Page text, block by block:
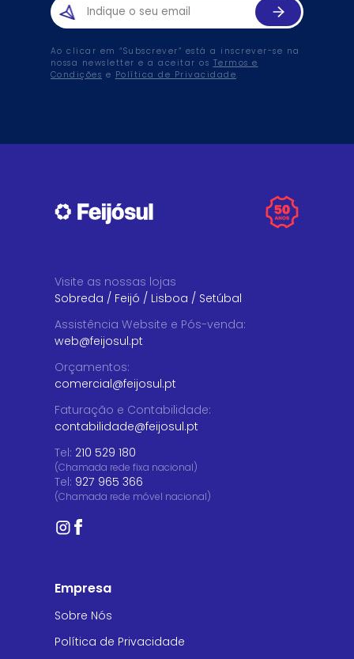
Ao clicar em “Subscrever” está a inscrever-se na
nossa newsletter e a aceitar os Termos e
Condições e Política de Privacidade.
Visite as nossas lojas
Sobreda / Feijó / Lisboa / Setúbal
Assistência Website e Pós-venda:
web@feijosul.pt
Orçamentos:
comercial@feijosul.pt
Faturação e Contabilidade:
contabilidade@feijosul.pt
Tel: 210 529 180
(Chamada rede fixa nacional)
Tel: 927 965 366
(Chamada rede móvel nacional)
Empresa
Sobre Nós
Política de Privacidade